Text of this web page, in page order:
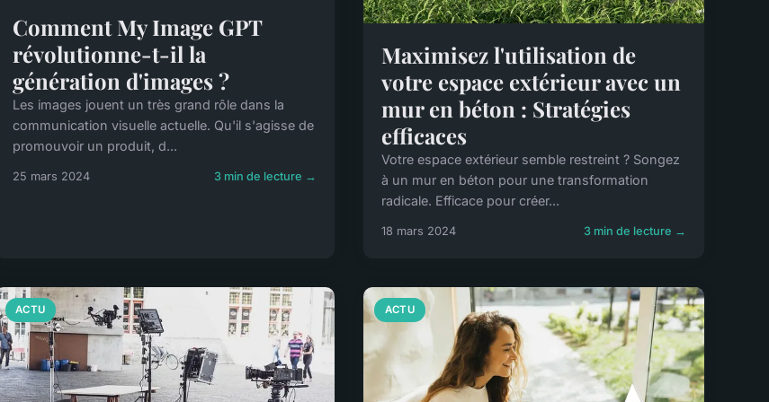
Comment My Image GPT
révolutionne-t-il la
génération d'images ?
Les images jouent un très grand rôle dans la
communication visuelle actuelle. Qu'il s'agisse de
promouvoir un produit, d...
25 mars 2024 3 min de lecture →
Maximisez l'utilisation de
votre espace extérieur avec un
mur en béton : Stratégies
efficaces
Votre espace extérieur semble restreint ? Songez
à un mur en béton pour une transformation
radicale. Efficace pour créer...
18 mars 2024 3 min de lecture →
ACTU ACTU